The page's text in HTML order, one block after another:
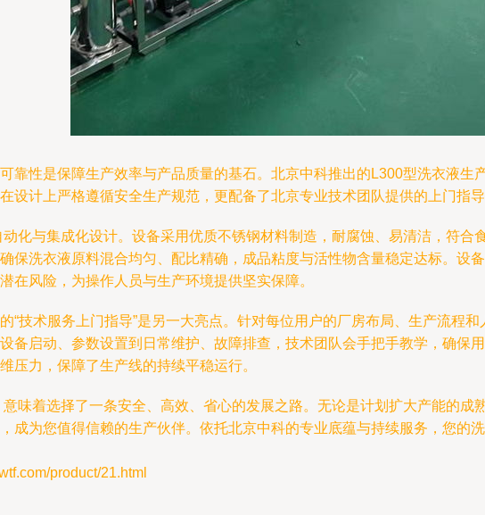
靠性是保障生产效率与产品质量的基石。北京中科推出的L300型洗衣液生
设计上严格遵循安全生产规范，更配备了北京专业技术团队提供的上门指
化与集成化设计。设备采用优质不锈钢材料制造，耐腐蚀、易清洁，符
保洗衣液原料混合均匀、配比精确，成品粘度与活性物含量稳定达标。设
在风险，为操作人员与生产环境提供坚实保障。
“技术服务上门指导”是另一大亮点。针对每位用户的厂房布局、生产流程
备启动、参数设置到日常维护、故障排查，技术团队会手把手教学，确保
压力，保障了生产线的持续平稳运行。
味着选择了一条安全、高效、省心的发展之路。无论是计划扩大产能的成
成为您值得信赖的生产伙伴。依托北京中科的专业底蕴与持续服务，您的
product/21.html